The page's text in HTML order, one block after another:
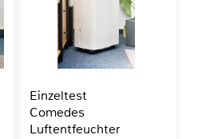
Einzeltest
Comedes
Luftentfeuchter